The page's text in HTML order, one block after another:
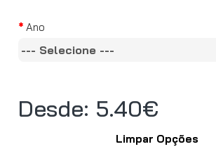
Desde: 5.40€
Ano
Limpar Opções